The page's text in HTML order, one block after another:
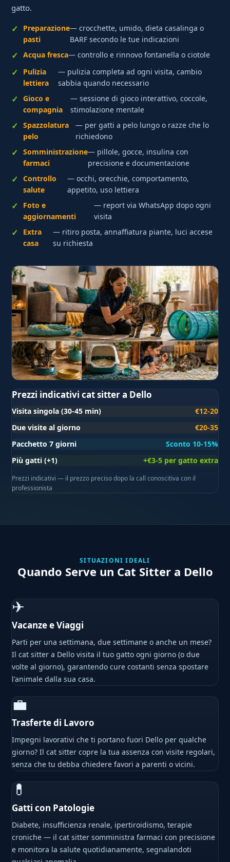
gatto.
Preparazione
pasti
— crocchette, umido, dieta casalinga o
BARF secondo le tue indicazioni
Acqua fresca— controllo e rinnovo fontanella o ciotole
Pulizia
lettiera
— pulizia completa ad ogni visita, cambio
sabbia quando necessario
Gioco e
compagnia
— sessione di gioco interattivo, coccole,
stimolazione mentale
Spazzolatura
pelo
— per gatti a pelo lungo o razze che lo
richiedono
Somministrazione
farmaci
— pillole, gocce, insulina con
precisione e documentazione
Controllo
salute
— occhi, orecchie, comportamento,
appetito, uso lettiera
Foto e
aggiornamenti
— report via WhatsApp dopo ogni
visita
Extra
casa
— ritiro posta, annaffiatura piante, luci accese
su richiesta
Prezzi indicativi cat sitter a Dello
Visita singola (30-45 min)
€12-20
Due visite al giorno
€20-35
Pacchetto 7 giorni
Sconto 10-15%
Più gatti (+1)
+€3-5 per gatto extra
Prezzi indicativi — il prezzo preciso dopo la call conoscitiva con il
professionista
SITUAZIONI IDEALI
Quando Serve un Cat Sitter a Dello
✈
Vacanze e Viaggi
Parti per una settimana, due settimane o anche un mese?
Il cat sitter a Dello visita il tuo gatto ogni giorno (o due
volte al giorno), garantendo cure costanti senza spostare
l'animale dalla sua casa.
💼
Trasferte di Lavoro
Impegni lavorativi che ti portano fuori Dello per qualche
giorno? Il cat sitter copre la tua assenza con visite regolari,
senza che tu debba chiedere favori a parenti o vicini.
💊
Gatti con Patologie
Diabete, insufficienza renale, ipertiroidismo, terapie
croniche — il cat sitter somministra farmaci con precisione
e monitora la salute quotidianamente, segnalandoti